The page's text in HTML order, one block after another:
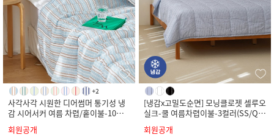
사각사각 시원한 디어썸머 통기성 냉
감 시어서커 여름 차렵/홑이불-10컬
러(SS/Q/K)
회원공개
[냉감x고밀도순면] 모닝클로젯 셀루오
실크-쿨 여름차렵이불-3컬러(SS/Q/
K)
회원공개